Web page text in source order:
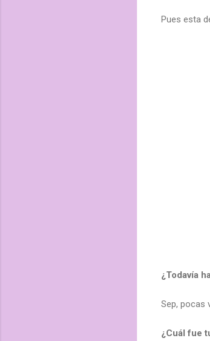
Pues esta
¿Todavía
Sep, pocas
¿Cuál fue